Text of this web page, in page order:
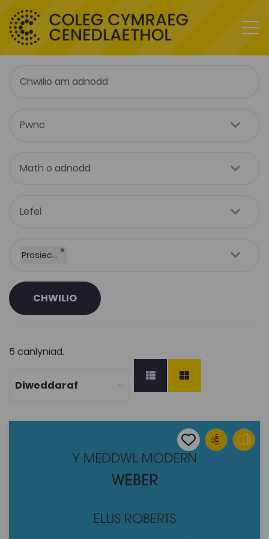
Prosiect Digideiddio ×
CHWILIO
5 canlyniad.
Y Meddwl Modern: Weber – Ellis Roberts
Add to favourites
Add to favourites
Y Meddwl Modern: Weber – Ellis Roberts
Astudiaethau Crefyddol
Prosiect Digideiddio
Pont i'r Brifysgol